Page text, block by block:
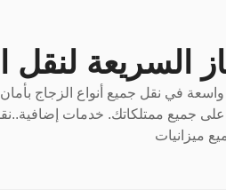
لنقل
في نقل جميع أنواع الزجاج
على جميع ممتلكاتك. خدمات
ميزانيات